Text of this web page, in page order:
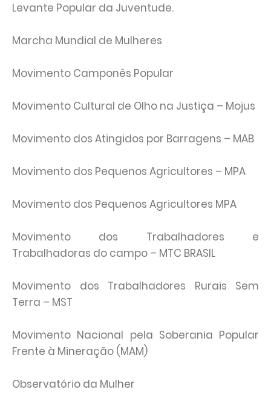
Levante Popular da Juventude.
Marcha Mundial de Mulheres
Movimento Camponês Popular
Movimento Cultural de Olho na Justiça – Mojus
Movimento dos Atingidos por Barragens – MAB
Movimento dos Pequenos Agricultores – MPA
Movimento dos Pequenos Agricultores MPA
Movimento dos Trabalhadores e
Trabalhadoras do campo – MTC BRASIL
Movimento dos Trabalhadores Rurais Sem
Terra – MST
Movimento Nacional pela Soberania Popular
Frente à Mineração (MAM)
Observatório da Mulher